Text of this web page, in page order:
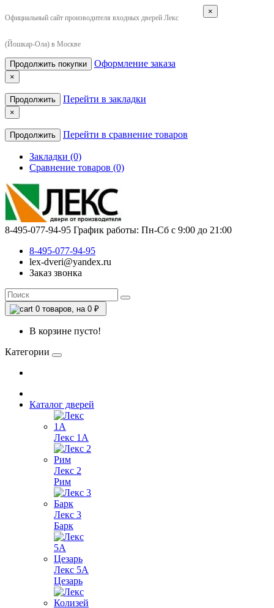
Официальный сайт производителя входных дверей Лекс
(Йошкар-Ола) в Москве
×
Продолжить покупки Оформление заказа
×
Продолжить Перейти в закладки
×
Продолжить Перейти в сравнение товаров
Закладки (0)
Сравнение товаров (0)
8-495-077-94-95 График работы: Пн-Сб с 9:00 до 21:00
8-495-077-94-95
lex-dveri@yandex.ru
Заказ звонка
0 товаров, на 0 ₽
В корзине пусто!
Категории
Каталог дверей
Лекс 1А
Лекс 2
Рим
Лекс 3
Барк
Лекс 5А
Цезарь